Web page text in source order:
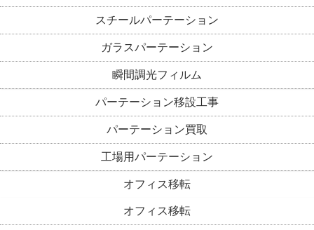
スチールパーテーション
ガラスパーテーション
瞬間調光フィルム
パーテーション移設工事
パーテーション買取
工場用パーテーション
オフィス移転
オフィス移転